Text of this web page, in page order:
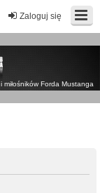
Zaloguj się
miłośników Forda Mustanga